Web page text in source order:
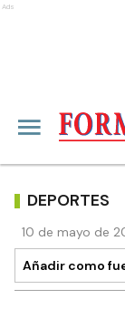
Ads
DEPORTES
10 de mayo de
Añadir como